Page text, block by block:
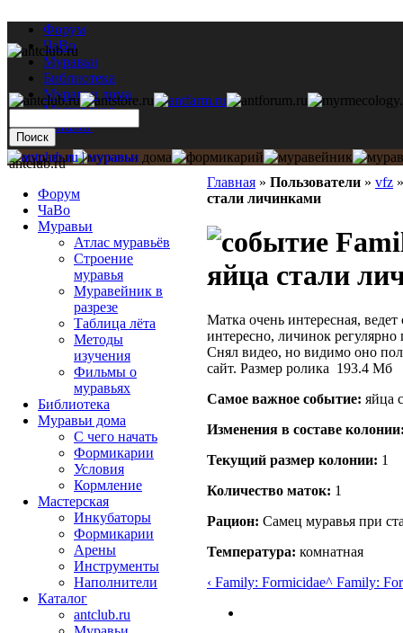
Форум
ЧаВо
Муравьи
Библиотека
Муравьи дома
Мастерская
Каталог
Главная » Пользователи » vfz
стали личинками
яйца стали
Матка очень интересная,
интересно, личинок регулярно
Снял видео, но видимо оно
сайт. Размер ролика 193.4 Мб
Самое важное событие: яйца
Изменения в составе
Текущий размер кoлонии: 1
Количество маток: 1
Рацион: Самец муравья при
Температура: комнатная
‹ Family: Formicidae^ Family:
antclub.ru
Форум
ЧаВо
Муравьи
Атлас муравьёв
Строение
муравья
Муравейник в
разрезе
Таблица лёта
Методы
изучения
Фильмы о
муравьях
Библиотека
Муравьи дома
С чего начать
Формикарии
Условия
Кормление
Мастерская
Инкубаторы
Формикарии
Арены
Инструменты
Наполнители
Каталог
antclub.ru